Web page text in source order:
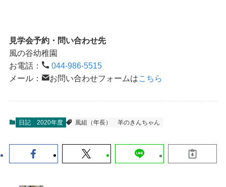
見学会予約・問い合わせ先
風の谷幼稚園
お電話：
044-986-5515
メール：
お問い合わせフォームはこちら
日記 2020年度 風組（年長） 羊のきんちゃん